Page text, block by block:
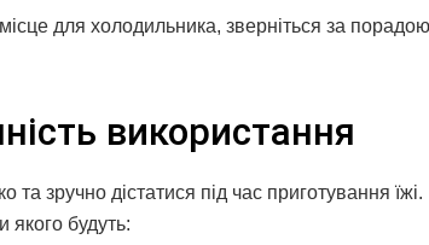
для холодильника, зверніться за
використання
зручно дістатися під час приготування їжі.
будуть: